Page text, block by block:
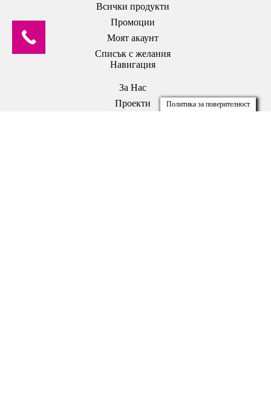
Всички продукти
Промоции
Моят акаунт
Списък с желания
Навигация
За Нас
Проекти
Политика за поверителност